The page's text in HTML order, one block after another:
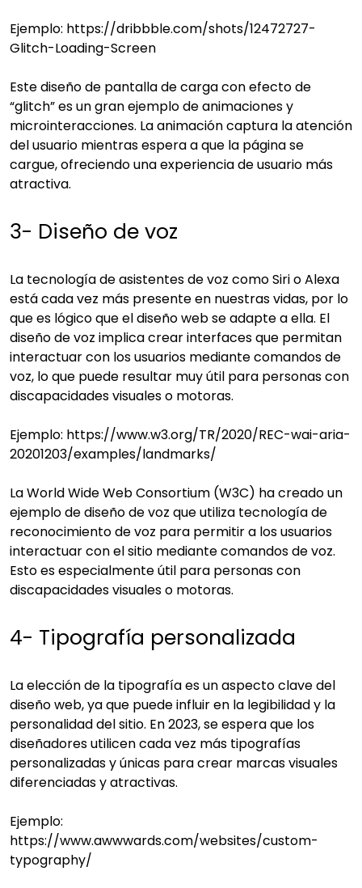
Ejemplo: https://dribbble.com/shots/12472727-
Glitch-Loading-Screen
Este diseño de pantalla de carga con efecto de
“glitch” es un gran ejemplo de animaciones y
microinteracciones. La animación captura la atención
del usuario mientras espera a que la página se
cargue, ofreciendo una experiencia de usuario más
atractiva.
3- Diseño de voz
La tecnología de asistentes de voz como Siri o Alexa
está cada vez más presente en nuestras vidas, por lo
que es lógico que el diseño web se adapte a ella. El
diseño de voz implica crear interfaces que permitan
interactuar con los usuarios mediante comandos de
voz, lo que puede resultar muy útil para personas con
discapacidades visuales o motoras.
Ejemplo: https://www.w3.org/TR/2020/REC-wai-aria-
20201203/examples/landmarks/
La World Wide Web Consortium (W3C) ha creado un
ejemplo de diseño de voz que utiliza tecnología de
reconocimiento de voz para permitir a los usuarios
interactuar con el sitio mediante comandos de voz.
Esto es especialmente útil para personas con
discapacidades visuales o motoras.
4- Tipografía personalizada
La elección de la tipografía es un aspecto clave del
diseño web, ya que puede influir en la legibilidad y la
personalidad del sitio. En 2023, se espera que los
diseñadores utilicen cada vez más tipografías
personalizadas y únicas para crear marcas visuales
diferenciadas y atractivas.
Ejemplo:
https://www.awwwards.com/websites/custom-
typography/